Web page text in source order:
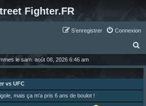
Fighter.FR
Connexion
S’enregistrer
c
le sam. août 08, 2026 6:46 am
vs UFC
mais ça m'a pris 6 ans de boulot !